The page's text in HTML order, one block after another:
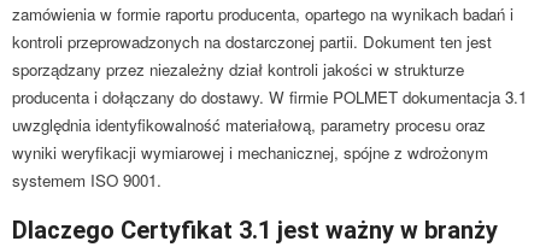
zamówienia w formie raportu producenta, opartego na wynikach badań i
kontroli przeprowadzonych na dostarczonej partii. Dokument ten jest
sporządzany przez niezależny dział kontroli jakości w strukturze
producenta i dołączany do dostawy. W firmie POLMET dokumentacja 3.1
uwzględnia identyfikowalność materiałową, parametry procesu oraz
wyniki weryfikacji wymiarowej i mechanicznej, spójne z wdrożonym
systemem ISO 9001.
Dlaczego Certyfikat 3.1 jest ważny w branży